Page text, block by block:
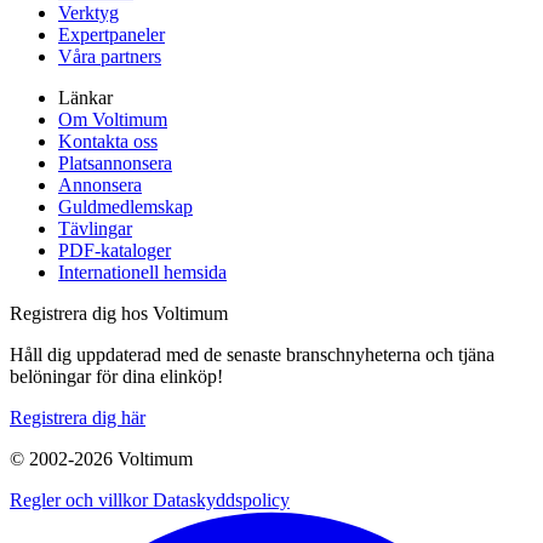
Verktyg
Expertpaneler
Våra partners
Länkar
Om Voltimum
Kontakta oss
Platsannonsera
Annonsera
Guldmedlemskap
Tävlingar
PDF-kataloger
Internationell hemsida
Registrera dig hos Voltimum
Håll dig uppdaterad med de senaste branschnyheterna och tjäna
belöningar för dina elinköp!
Registrera dig här
© 2002-2026 Voltimum
Regler och villkorDataskyddspolicy